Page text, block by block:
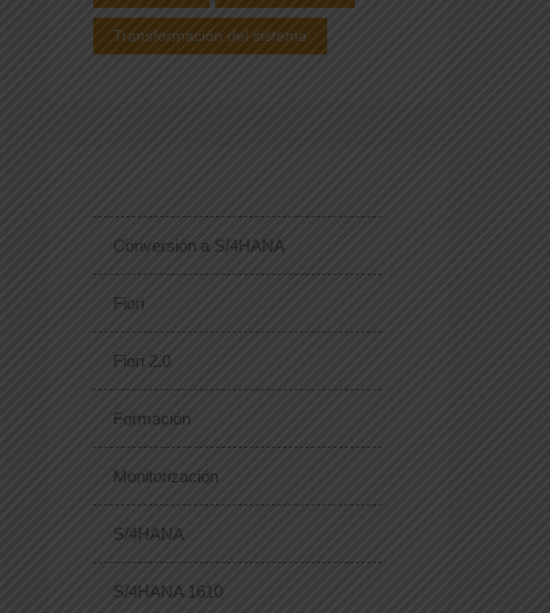
Transformación del sistema
Conversión a S/4HANA
Fiori
Fiori 2.0
Formación
Monitorización
S/4HANA
S/4HANA 1610